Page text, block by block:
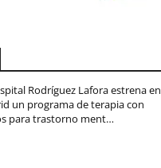
Rodríguez Lafora estrena en
un programa de terapia con
para trastorno ment…